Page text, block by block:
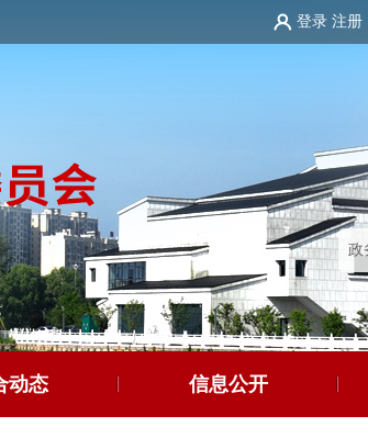
登录 注册
动态 信息公开